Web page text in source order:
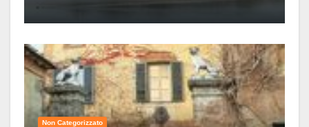
Non Categorizzato